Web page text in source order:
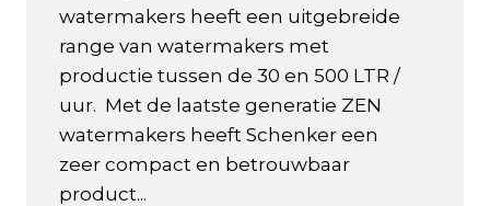
watermakers heeft een uitgebreide
range van watermakers met
productie tussen de 30 en 500 LTR /
uur. Met de laatste generatie ZEN
watermakers heeft Schenker een
zeer compact en betrouwbaar
product...